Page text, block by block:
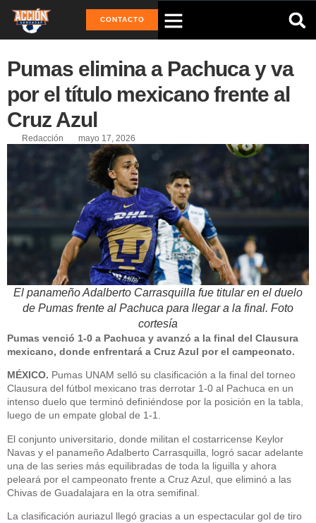
CONTACTO
Pumas elimina a Pachuca y va
por el título mexicano frente al
Cruz Azul
Redacción mayo 17, 2026
El panameño Adalberto Carrasquilla fue titular en el duelo
de Pumas frente al Pachuca para llegar a la final. Foto
cortesía
Pumas venció 1-0 a Pachuca y avanzó a la final del Clausura
mexicano, donde enfrentará a Cruz Azul por el campeonato.
MÉXICO. Pumas UNAM selló su clasificación a la final del torneo
Clausura del fútbol mexicano tras derrotar 1-0 al Pachuca en un
intenso duelo que terminó definiéndose por la posición en la tabla,
luego de un empate global de 1-1.
El conjunto universitario, donde militan el costarricense Keylor
Navas y el panameño Adalberto Carrasquilla, logró sacar adelante
una de las series más equilibradas de toda la liguilla y ahora
peleará por el campeonato frente a Cruz Azul, que eliminó a las
Chivas de Guadalajara en la otra semifinal.
La clasificación auriazul llegó gracias a un espectacular gol de tiro